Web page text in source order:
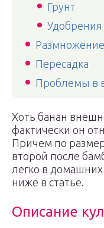
Грунт
Удобрения
Размножение
Пересадка
Проблемы в
Хоть банан
фактически он
Причем по
второй после
легко в домашних
ниже в статье.
Описание